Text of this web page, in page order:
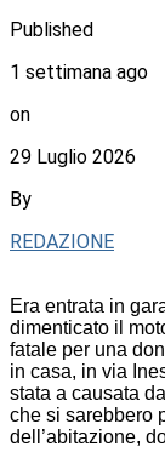
Published
1 settimana ago
on
29 Luglio 2026
By
REDAZIONE
Era entrata in
dimenticato il
fatale per una
in casa, in via
stata a causata
che si sarebbero
dell’abitazione,